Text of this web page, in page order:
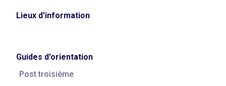
Lieux d'information
Guides d'orientation
Post troisième